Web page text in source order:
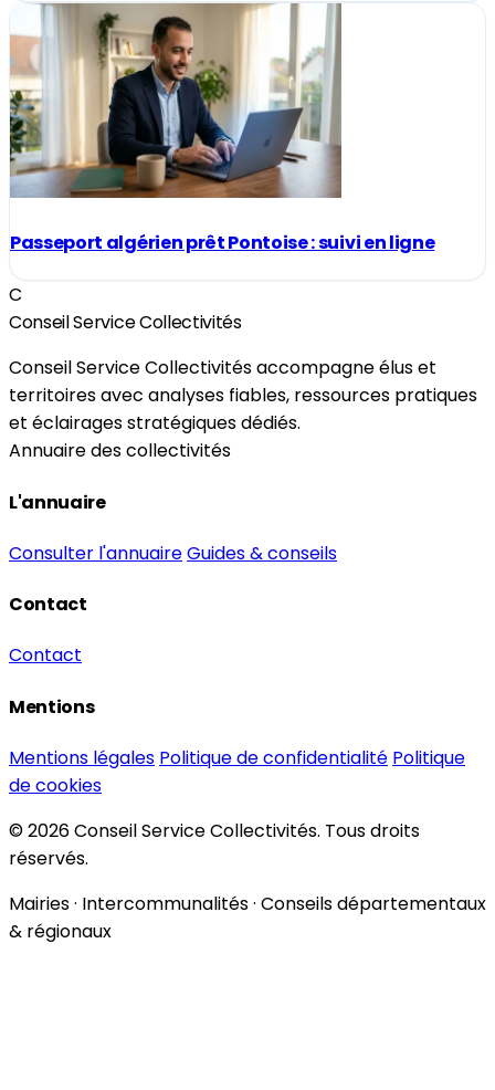
Passeport algérien prêt Pontoise : suivi en ligne
C
Conseil Service Collectivités
Conseil Service Collectivités accompagne élus et
territoires avec analyses fiables, ressources pratiques
et éclairages stratégiques dédiés.
Annuaire des collectivités
L'annuaire
Consulter l'annuaireGuides & conseils
Contact
Contact
Mentions
Mentions légales Politique de confidentialité Politique
de cookies
© 2026 Conseil Service Collectivités. Tous droits
réservés.
Mairies · Intercommunalités · Conseils départementaux
& régionaux